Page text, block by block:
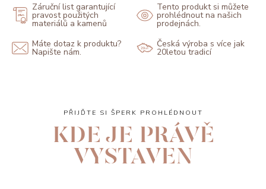
Záruční list garantující
pravost použitých
materiálů a kamenů
Tento produkt si můžete
prohlédnout na našich
prodejnách.
Máte dotaz k produktu?
Napište nám.
Česká výroba s více jak
20letou tradicí
PŘIJĎTE SI ŠPERK PROHLÉDNOUT
KDE JE PRÁVĚ
VYSTAVEN